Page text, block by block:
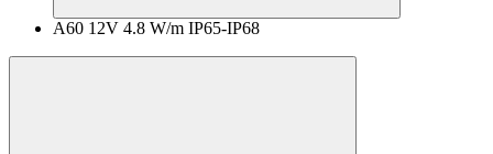
A60 12V 4.8 W/m IP65-IP68